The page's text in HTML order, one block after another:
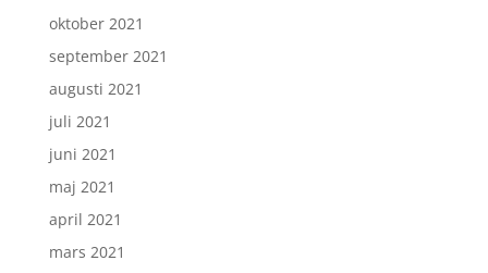
oktober 2021
september 2021
augusti 2021
juli 2021
juni 2021
maj 2021
april 2021
mars 2021